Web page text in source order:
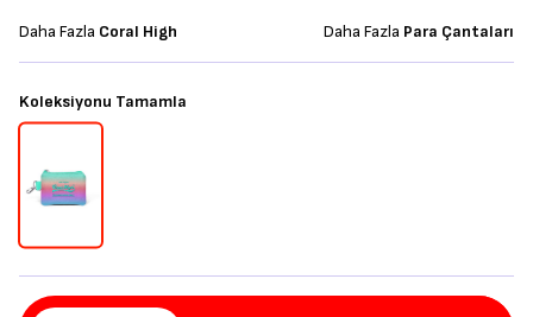
Daha Fazla Coral High Daha Fazla Para Çantaları
Koleksiyonu Tamamla